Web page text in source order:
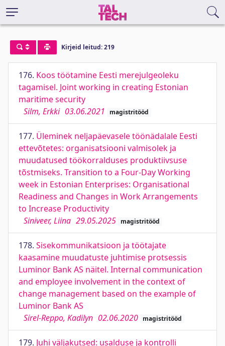
Kirjeid leitud: 219
176. Koos töötamine Eesti merejulgeoleku
tagamisel. Joint working in creating Estonian
maritime security
Silm, Erkki 03.06.2021 magistritööd
177. Üleminek neljapäevasele töönädalale Eesti
ettevõtetes: organisatsiooni valmisolek ja
muudatused töökorralduses produktiivsuse
tõstmiseks. Transition to a Four-Day Working
week in Estonian Enterprises: Organisational
Readiness and Changes in Work Arrangements
to Increase Productivity
Siniveer, Liina 29.05.2025 magistritööd
178. Sisekommunikatsioon ja töötajate
kaasamine muudatuste juhtimise protsessis
Luminor Bank AS näitel. Internal communication
and employee involvement in the context of
change management based on the example of
Luminor Bank AS
Sirel-Reppo, Kadilyn 02.06.2020 magistritööd
179. Juhi väljakutsed: usalduse ja kontrolli